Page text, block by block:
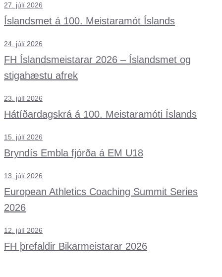
27. júlí 2026
Íslandsmet á 100. Meistaramót Íslands
24. júlí 2026
FH Íslandsmeistarar 2026 – Íslandsmet og
stigahæstu afrek
23. júlí 2026
Hátíðardagskrá á 100. Meistaramóti Íslands
15. júlí 2026
Bryndís Embla fjórða á EM U18
13. júlí 2026
European Athletics Coaching Summit Series
2026
12. júlí 2026
FH þrefaldir Bikarmeistarar 2026